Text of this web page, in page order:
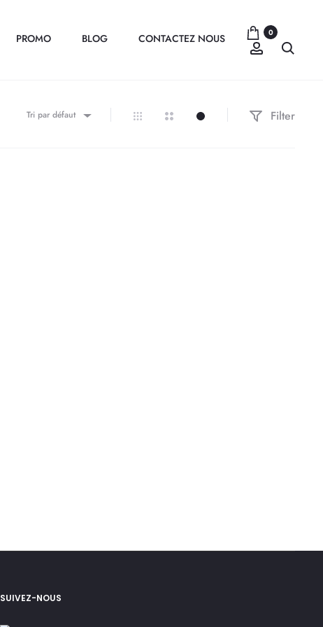
PROMO BLOG CONTACTEZ NOUS 0
Compte
Tri par défaut Filter
SUIVEZ-NOUS